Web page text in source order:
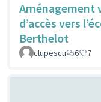
Aménagement
d’accès vers
Berthelot
clupescu 6 7